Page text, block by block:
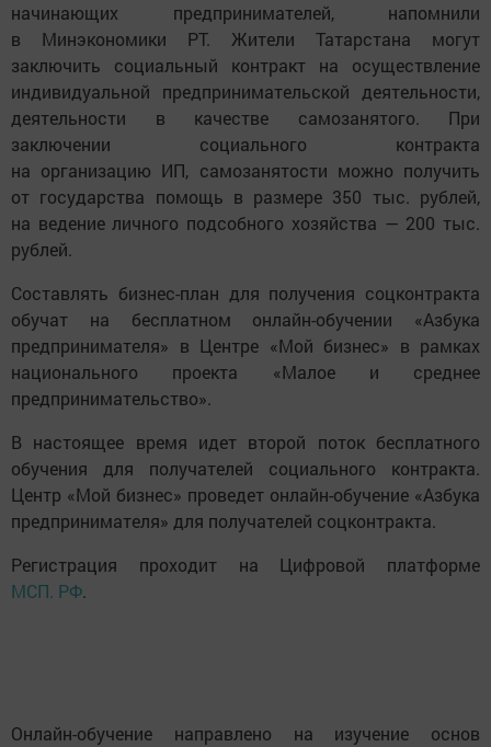
начинающих предпринимателей, напомнили
в Минэкономики РТ. Жители Татарстана могут
заключить социальный контракт на осуществление
индивидуальной предпринимательской деятельности,
деятельности в качестве самозанятого. При
заключении социального контракта
на организацию ИП, самозанятости можно получить
от государства помощь в размере 350 тыс. рублей,
на ведение личного подсобного хозяйства — 200 тыс.
рублей.
Составлять бизнес-план для получения соцконтракта
обучат на бесплатном онлайн-обучении «Азбука
предпринимателя» в Центре «Мой бизнес» в рамках
национального проекта «Малое и среднее
предпринимательство».
В настоящее время идет второй поток бесплатного
обучения для получателей социального контракта.
Центр «Мой бизнес» проведет онлайн-обучение «Азбука
предпринимателя» для получателей соцконтракта.
Регистрация проходит на Цифровой платформе
МСП. РФ.
Онлайн-обучение направлено на изучение основ